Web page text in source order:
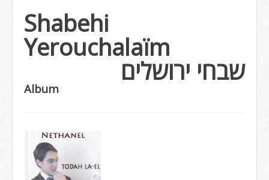
Shabehi
Yerouchalaïm
שבחי ירושלים
Album